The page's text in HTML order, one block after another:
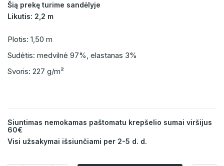
Šią prekę turime sandėlyje
Likutis: 2,2 m
Plotis: 1,50 m
Sudėtis: medvilnė 97%, elastanas 3%
Svoris: 227 g/m²
Siuntimas nemokamas paštomatu krepšelio sumai viršijus
60€
Visi užsakymai išsiunčiami per 2-5 d. d.